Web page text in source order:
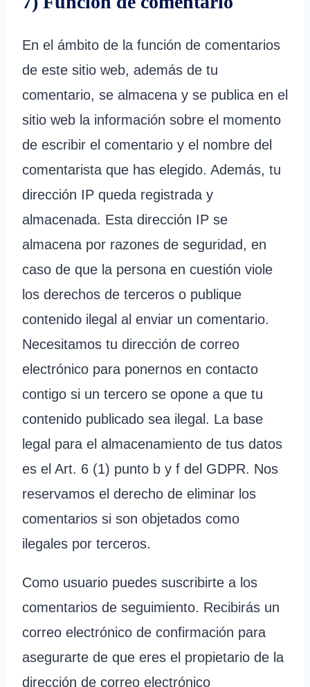
En el ámbito de la función de comentarios
de este sitio web, además de tu
comentario, se almacena y se publica en el
sitio web la información sobre el momento
de escribir el comentario y el nombre del
comentarista que has elegido. Además, tu
dirección IP queda registrada y
almacenada. Esta dirección IP se
almacena por razones de seguridad, en
caso de que la persona en cuestión viole
los derechos de terceros o publique
contenido ilegal al enviar un comentario.
Necesitamos tu dirección de correo
electrónico para ponernos en contacto
contigo si un tercero se opone a que tu
contenido publicado sea ilegal. La base
legal para el almacenamiento de tus datos
es el Art. 6 (1) punto b y f del GDPR. Nos
reservamos el derecho de eliminar los
comentarios si son objetados como
ilegales por terceros.
Como usuario puedes suscribirte a los
comentarios de seguimiento. Recibirás un
correo electrónico de confirmación para
asegurarte de que eres el propietario de la
dirección de correo electrónico